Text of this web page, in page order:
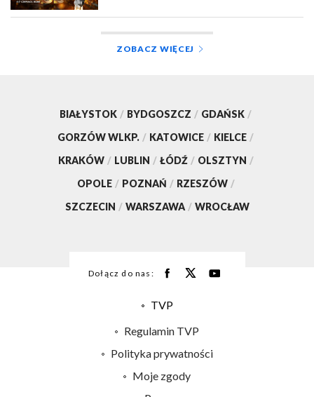
ZOBACZ WIĘCEJ
BIAŁYSTOK / BYDGOSZCZ / GDAŃSK /
GORZÓW WLKP. / KATOWICE / KIELCE /
KRAKÓW / LUBLIN / ŁÓDŹ / OLSZTYN /
OPOLE / POZNAŃ / RZESZÓW /
SZCZECIN / WARSZAWA / WROCŁAW
Dołącz do nas:
TVP
Centrum informacji TVP
Regulamin TVP
Polityka prywatności
Moje zgody